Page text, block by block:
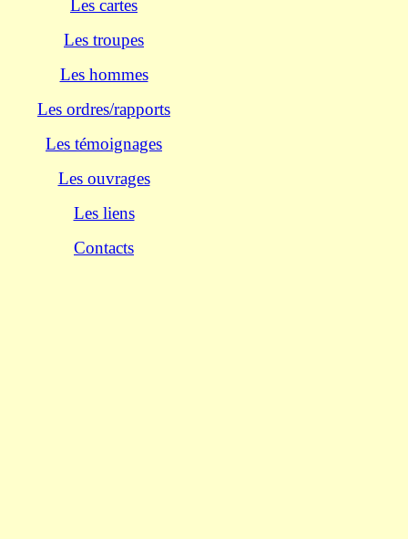
Les cartes
Les troupes
Les hommes
Les ordres/rapports
Les témoignages
Les ouvrages
Les liens
Contacts